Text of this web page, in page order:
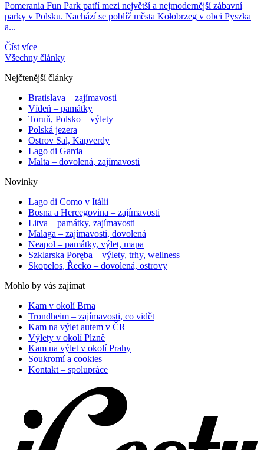
Pomerania Fun Park patří mezi největší a nejmodernější zábavní
parky v Polsku. Nachází se poblíž města Kołobrzeg v obci Pyszka
a...
Číst více
Všechny články
Nejčtenější články
Bratislava – zajímavosti
Vídeň – památky
Toruň, Polsko – výlety
Polská jezera
Ostrov Sal, Kapverdy
Lago di Garda
Malta – dovolená, zajímavosti
Novinky
Lago di Como v Itálii
Bosna a Hercegovina – zajímavosti
Litva – památky, zajímavosti
Malaga – zajímavosti, dovolená
Neapol – památky, výlet, mapa
Szklarska Poręba – výlety, trhy, wellness
Skopelos, Řecko – dovolená, ostrovy
Mohlo by vás zajímat
Kam v okolí Brna
Trondheim – zajímavosti, co vidět
Kam na výlet autem v ČR
Výlety v okolí Plzně
Kam na výlet v okolí Prahy
Soukromí a cookies
Kontakt – spolupráce